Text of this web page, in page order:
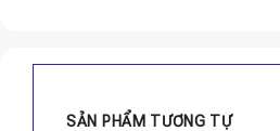
SẢN PHẨM TƯƠNG TỰ